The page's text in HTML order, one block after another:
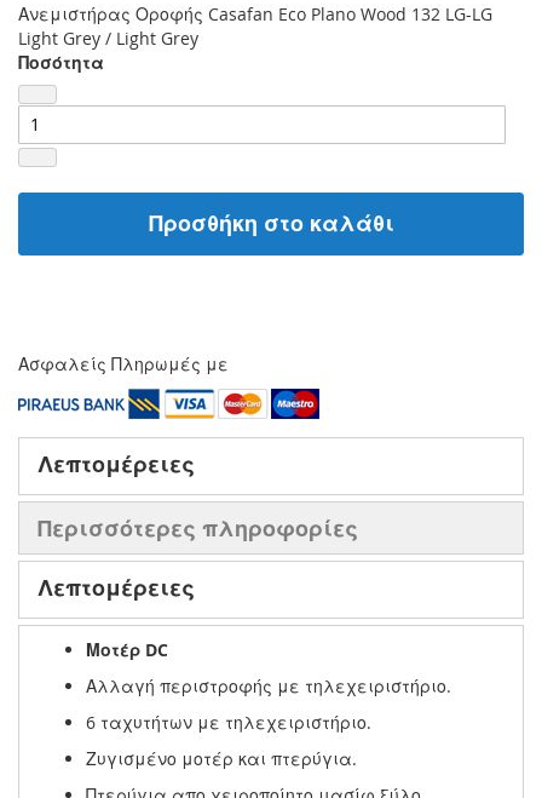
Ανεμιστήρας Οροφής Casafan Eco Plano Wood 132 LG-LG
Light Grey / Light Grey
Ποσότητα
Προσθήκη στο καλάθι
Ασφαλείς Πληρωμές με
Λεπτομέρειες
Περισσότερες πληροφορίες
Λεπτομέρειες
Μοτέρ DC
Αλλαγή περιστροφής με τηλεχειριστήριο.
6 ταχυτήτων με τηλεχειριστήριο.
Ζυγισμένο μοτέρ και πτερύγια.